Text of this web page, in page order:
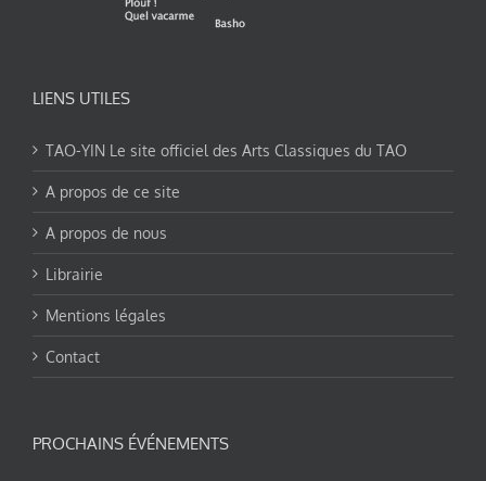
LIENS UTILES
TAO-YIN Le site officiel des Arts Classiques du TAO
A propos de ce site
A propos de nous
Librairie
Mentions légales
Contact
PROCHAINS ÉVÉNEMENTS